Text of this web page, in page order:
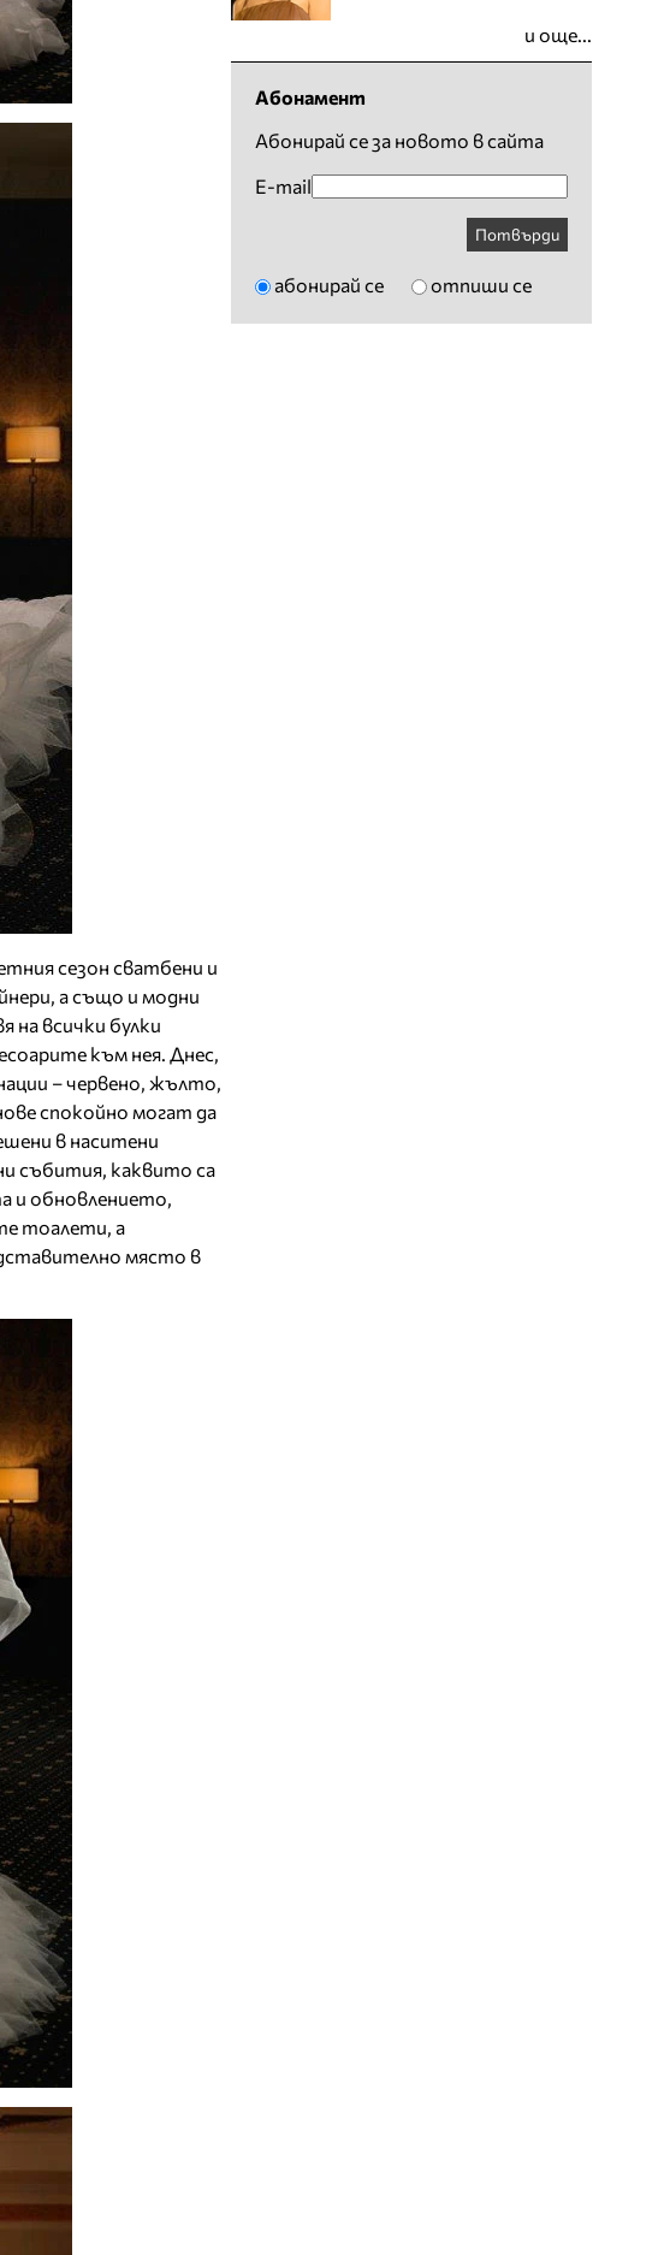
сезон сватбени и
а също и модни
на всички булки
към нея. Днес,
– червено, жълто,
спокойно могат да
в наситени
събития, каквито са
и обновлението,
тоалети, а
място в
и още...
Абонамент
Абонирай се за новото в сайта
E-mail
Потвърди
абонирай се отпиши се